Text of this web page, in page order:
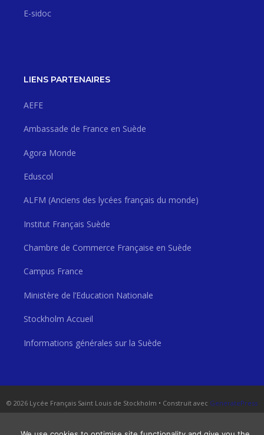
E-sidoc
LIENS PARTENAIRES
AEFE
Ambassade de France en Suède
Agora Monde
Eduscol
ALFM (Anciens des lycées français du monde)
Institut Français Suède
Chambre de Commerce Française en Suède
Campus France
Ministère de l’Education Nationale
Stockholm Accueil
Informations générales sur la Suède
© 2026 Lycée Français Saint Louis de Stockholm • Construit avec GeneratePress